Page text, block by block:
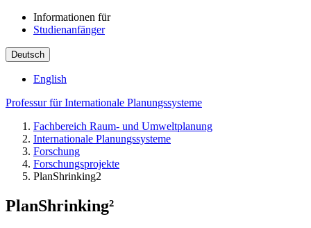
Informationen für
Studienanfänger
Deutsch
English
Professur für Internationale Planungssysteme
Fachbereich Raum- und Umweltplanung
Internationale Planungssysteme
Forschung
Forschungsprojekte
PlanShrinking2
PlanShrinking²